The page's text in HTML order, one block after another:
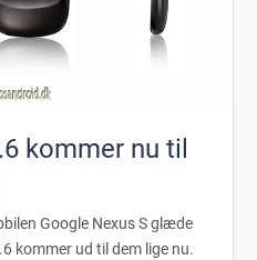
kommer nu til
Google Nexus S glæde
kommer ud til dem lige nu.